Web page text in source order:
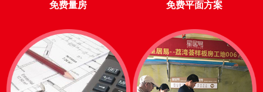
免费量房 免费平面方案